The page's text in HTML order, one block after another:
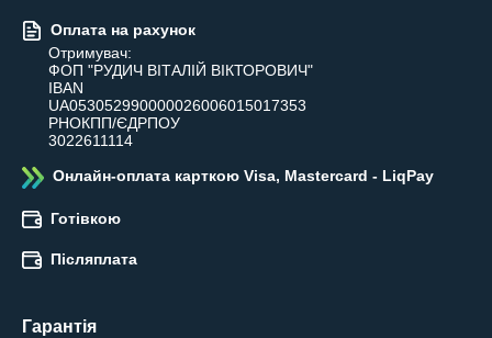
Оплата на рахунок
Отримувач:
ФОП "РУДИЧ ВІТАЛІЙ ВІКТОРОВИЧ"
IBAN
UA053052990000026006015017353
РНОКПП/ЄДРПОУ
3022611114
Онлайн-оплата карткою Visa, Mastercard - LiqPay
Готівкою
Післяплата
Гарантія